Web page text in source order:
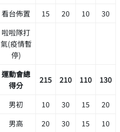
看台佈置 15 20 10
30
啦啦隊打
氣(疫情暫
停)
運動會總
得分
215 210 110 130
男初 10 30 15
20
男高
20 30 15
10